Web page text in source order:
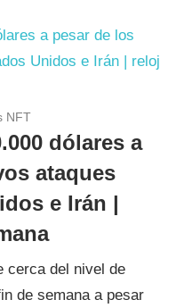
NFT
dólares a
ataques
e Irán |
cerca del nivel de
de semana a pesar